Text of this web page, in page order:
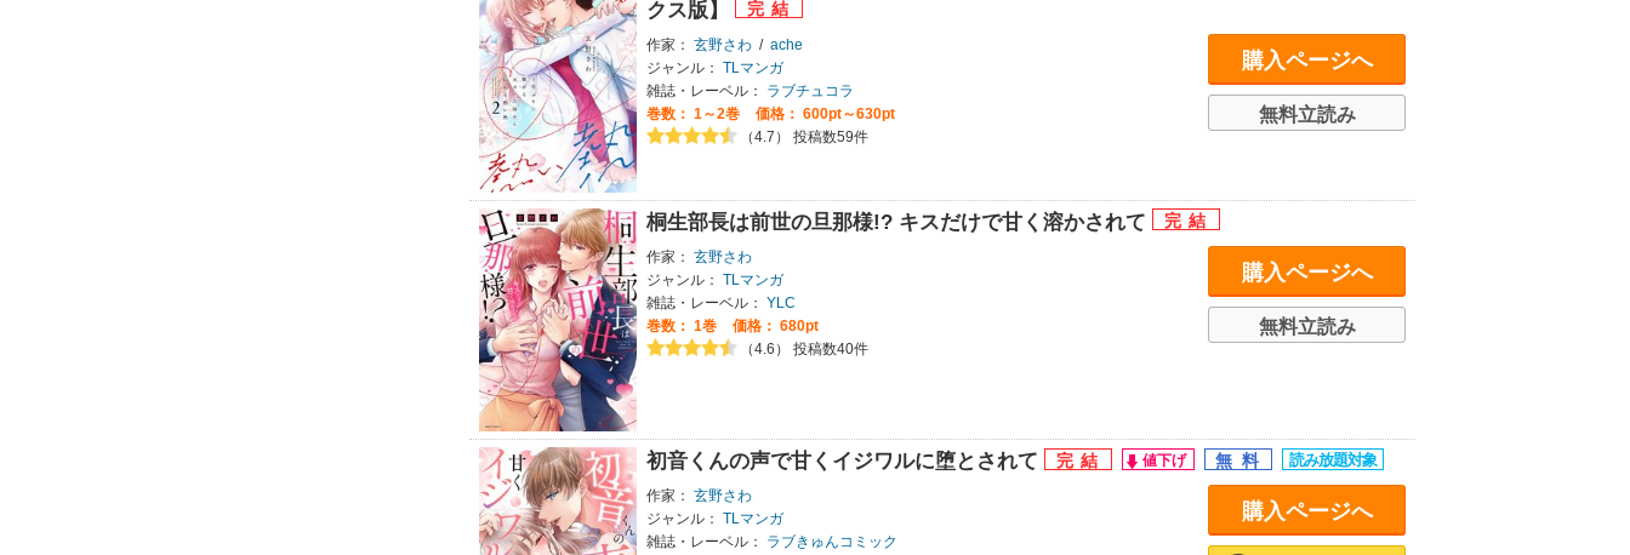
クス版】
作家： 玄野さわ / ache
ジャンル： TLマンガ
雑誌・レーベル：
ラブチュコラ
巻数： 1～2巻
価格： 600pt～630pt
（4.7） 投稿数59件
購入ページへ
無料立読み
桐生部長は前世の旦那様!? キスだけで甘く溶かされて
作家： 玄野さわ
ジャンル： TLマンガ
雑誌・レーベル： YLC
巻数： 1巻
価格： 680pt
（4.6） 投稿数40件
購入ページへ
無料立読み
初音くんの声で甘くイジワルに堕とされて
作家： 玄野さわ
ジャンル： TLマンガ
雑誌・レーベル：
ラブきゅんコミック
購入ページへ